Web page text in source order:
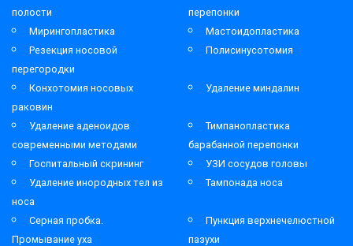
полости
перепонки
Мирингопластика
Мастоидопластика
Резекция носовой
перегородки
Полисинусотомия
Конхотомия носовых
раковин
Удаление миндалин
Удаление аденоидов
современными методами
Тимпанопластика
барабанной перепонки
Госпитальный скрининг
УЗИ сосудов головы
Удаление инородных тел из
носа
Тампонада носа
Серная пробка.
Промывание уха
Пункция верхнечелюстной
пазухи